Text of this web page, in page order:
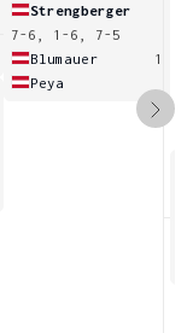
Strengberger
7-6, 1-6, 7-5
Blumauer
1
Peya